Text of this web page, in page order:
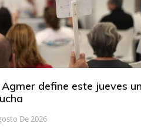
define este jueves un
De 2026